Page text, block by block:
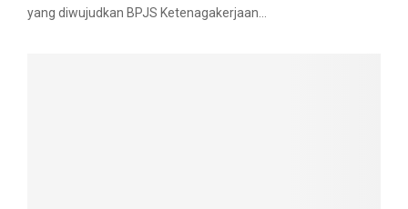
yang diwujudkan BPJS Ketenagakerjaan...